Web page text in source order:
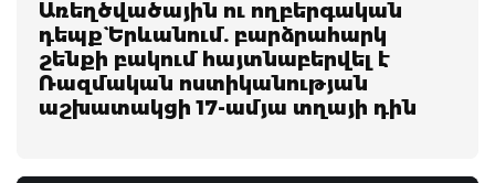
Առեղծվածային ու ողբերգական
դեպք` Երևանում. բարձրահարկ
շենքի բակում հայտնաբերվել է
Ռազմական ոստիկանության
աշխատակցի 17-ամյա տղայի դին